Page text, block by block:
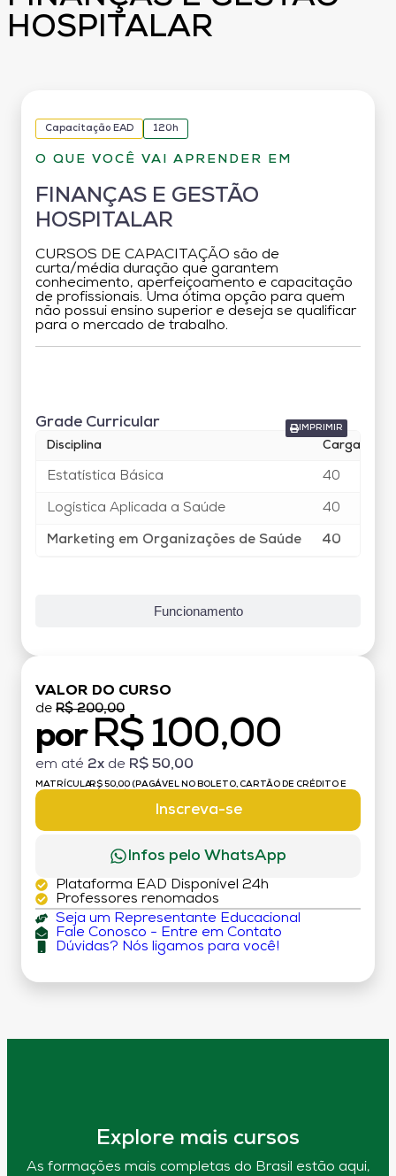
HOSPITALAR
Capacitação EAD 120h
O QUE VOCÊ VAI APRENDER EM
FINANÇAS E GESTÃO
HOSPITALAR
CURSOS DE CAPACITAÇÃO são de
curta/média duração que garantem
conhecimento, aperfeiçoamento e capacitação
de profissionais. Uma ótima opção para quem
não possui ensino superior e deseja se qualificar
para o mercado de trabalho.
Funcionamento
IMPRIMIR
Grade Curricular
Disciplina Carga
Estatística Básica 40
Logística Aplicada a Saúde 40
Marketing em Organizações de Saúde 40
VALOR DO CURSO
de R$ 200,00
por R$ 100,00
em até 2x de R$ 50,00
MATRÍCULA:R$ 50,00 (PAGÁVEL NO BOLETO, CARTÃO DE CRÉDITO E
Inscreva-se
Infos pelo WhatsApp
Plataforma EAD Disponível 24h
Professores renomados
Seja um Representante Educacional
Fale Conosco - Entre em Contato
Dúvidas? Nós ligamos para você!
Explore mais cursos
As formações mais completas do Brasil estão aqui,